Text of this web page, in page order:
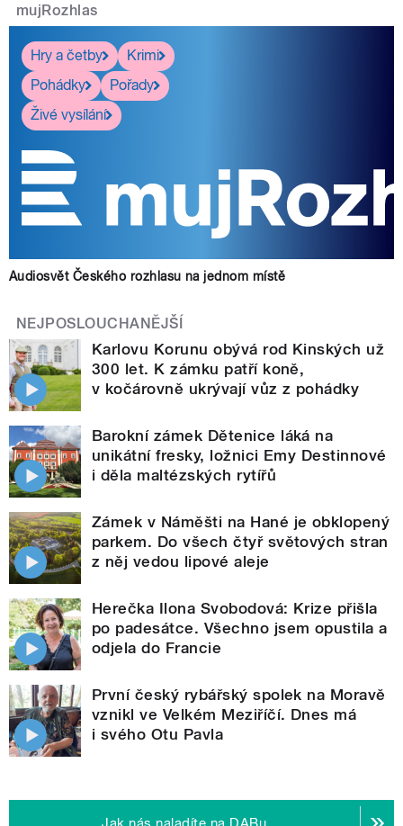
mujRozhlas
Hry a četby
Krimi
Pohádky
Pořady
Živé vysílání
Audiosvět Českého rozhlasu na jednom místě
NEJPOSLOUCHANĚJŠÍ
Karlovu Korunu obývá rod Kinských už
300 let. K zámku patří koně,
v kočárovně ukrývají vůz z pohádky
Barokní zámek Dětenice láká na
unikátní fresky, ložnici Emy Destinnové
i děla maltézských rytířů
Zámek v Náměšti na Hané je obklopený
parkem. Do všech čtyř světových stran
z něj vedou lipové aleje
Herečka Ilona Svobodová: Krize přišla
po padesátce. Všechno jsem opustila a
odjela do Francie
První český rybářský spolek na Moravě
vznikl ve Velkém Meziříčí. Dnes má
i svého Otu Pavla